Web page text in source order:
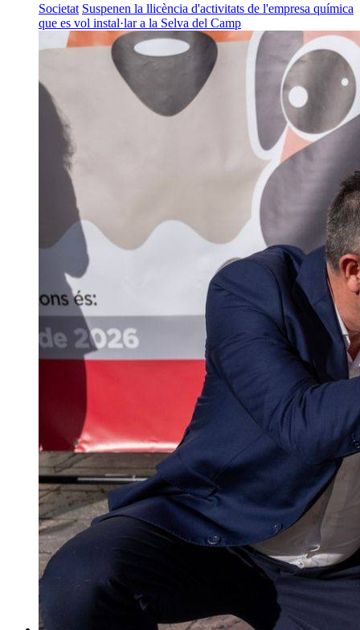
Societat Suspenen la llicència d'activitats de l'empresa química
que es vol instal·lar a la Selva del Camp